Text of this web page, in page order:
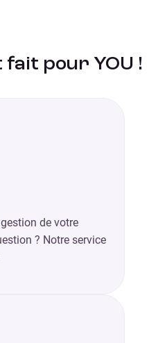
pour YOU !
de votre
? Notre service